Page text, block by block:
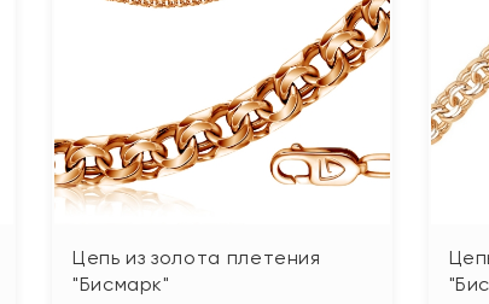
Цепь из золота плетения
"Бисмарк"